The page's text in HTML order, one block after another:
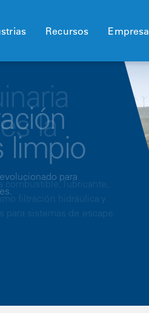
Recursos Empresa
la
combustible, lubricante,
filtración hidráulica y
para sistemas de escape.